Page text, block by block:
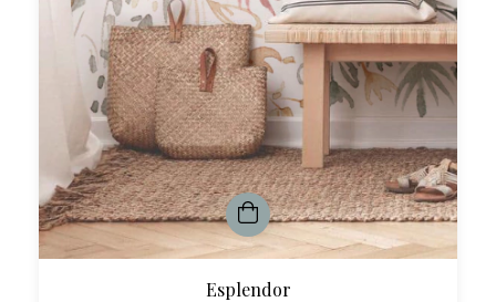
Esplendor